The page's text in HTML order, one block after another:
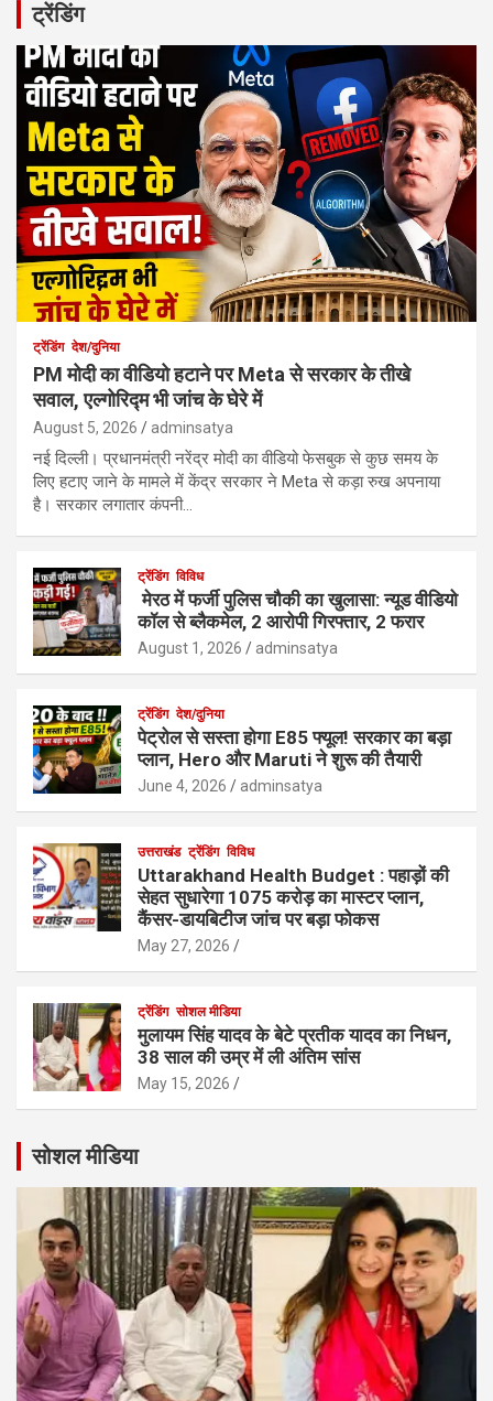
ट्रेंडिंग
ट्रेंडिंग देश/दुनिया
PM मोदी का वीडियो हटाने पर Meta से सरकार के तीखे
सवाल, एल्गोरिद्म भी जांच के घेरे में
August 5, 2026 adminsatya
नई दिल्ली। प्रधानमंत्री नरेंद्र मोदी का वीडियो फेसबुक से कुछ समय के
लिए हटाए जाने के मामले में केंद्र सरकार ने Meta से कड़ा रुख अपनाया
है। सरकार लगातार कंपनी…
ट्रेंडिंग विविध
मेरठ में फर्जी पुलिस चौकी का खुलासा: न्यूड वीडियो
कॉल से ब्लैकमेल, 2 आरोपी गिरफ्तार, 2 फरार
August 1, 2026 adminsatya
ट्रेंडिंग देश/दुनिया
पेट्रोल से सस्ता होगा E85 फ्यूल! सरकार का बड़ा
प्लान, Hero और Maruti ने शुरू की तैयारी
June 4, 2026 adminsatya
उत्तराखंड ट्रेंडिंग विविध
Uttarakhand Health Budget : पहाड़ों की
सेहत सुधारेगा 1075 करोड़ का मास्टर प्लान,
कैंसर-डायबिटीज जांच पर बड़ा फोकस
May 27, 2026
ट्रेंडिंग सोशल मीडिया
मुलायम सिंह यादव के बेटे प्रतीक यादव का निधन,
38 साल की उम्र में ली अंतिम सांस
May 15, 2026
सोशल मीडिया